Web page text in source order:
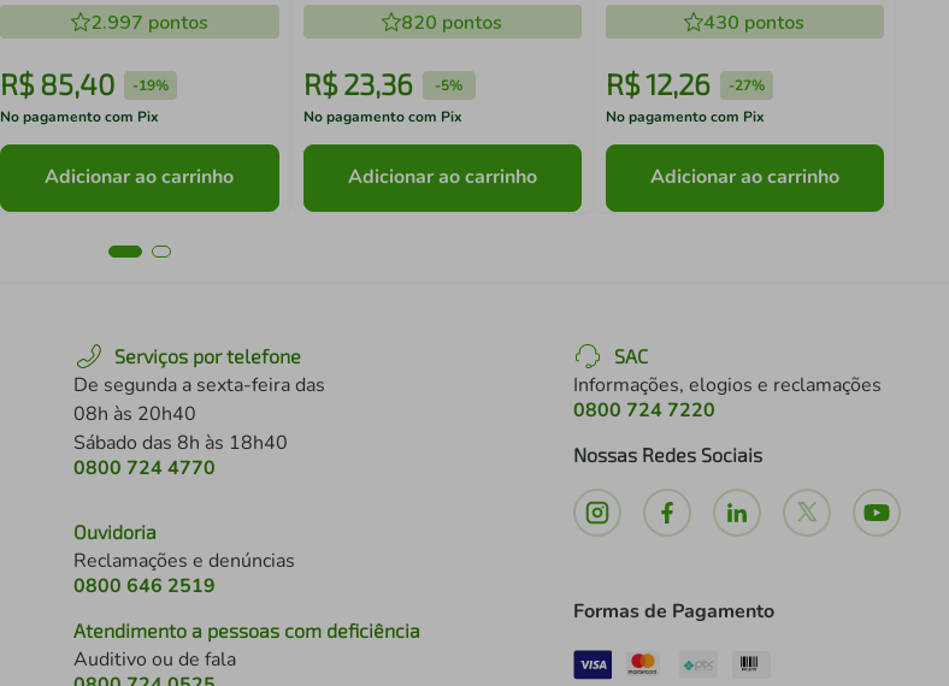
2.997 pontos
R$85,40 -19%
No pagamento com Pix
Adicionar ao carrinho
820 pontos
R$ 23,36 -5%
No pagamento com Pix
Adicionar ao carrinho
430 pontos
R$12,26 -27%
No pagamento com Pix
Adicionar ao carrinho
Serviços por telefone
De segunda a sexta-feira das
08h às 20h40
Sábado das 8h às 18h40
0800 724 4770
Ouvidoria
Reclamações e denúncias
0800 646 2519
Atendimento a pessoas com deficiência
Auditivo ou de fala
SAC
Informações, elogios e reclamações
0800 724 7220
Nossas Redes Sociais
Formas de Pagamento